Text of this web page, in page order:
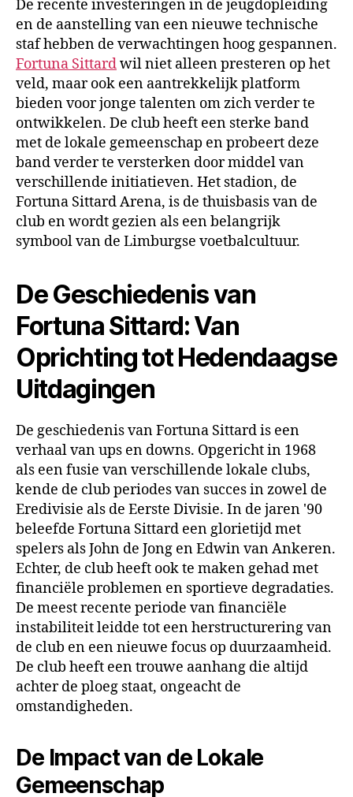
De recente investeringen in de jeugdopleiding
en de aanstelling van een nieuwe technische
staf hebben de verwachtingen hoog gespannen.
Fortuna Sittardwil niet alleen presteren op het
veld, maar ook een aantrekkelijk platform
bieden voor jonge talenten om zich verder te
ontwikkelen. De club heeft een sterke band
met de lokale gemeenschap en probeert deze
band verder te versterken door middel van
verschillende initiatieven. Het stadion, de
Fortuna Sittard Arena, is de thuisbasis van de
club en wordt gezien als een belangrijk
symbool van de Limburgse voetbalcultuur.
De Geschiedenis van
Fortuna Sittard: Van
Oprichting tot Hedendaagse
Uitdagingen
De geschiedenis van Fortuna Sittard is een
verhaal van ups en downs. Opgericht in 1968
als een fusie van verschillende lokale clubs,
kende de club periodes van succes in zowel de
Eredivisie als de Eerste Divisie. In de jaren '90
beleefde Fortuna Sittard een glorietijd met
spelers als John de Jong en Edwin van Ankeren.
Echter, de club heeft ook te maken gehad met
financiële problemen en sportieve degradaties.
De meest recente periode van financiële
instabiliteit leidde tot een herstructurering van
de club en een nieuwe focus op duurzaamheid.
De club heeft een trouwe aanhang die altijd
achter de ploeg staat, ongeacht de
omstandigheden.
De Impact van de Lokale
Gemeenschap